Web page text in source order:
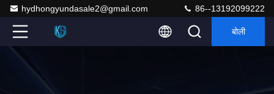
hydhongyundasale2@gmail.com 86--13192099222
बोली